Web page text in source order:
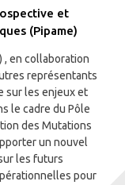
et
(Pipame)
, en collaboration
représentants
sur les enjeux et
le cadre du Pôle
des Mutations
un nouvel
les futurs
pour